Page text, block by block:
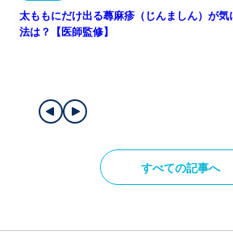
太ももにだけ出る蕁麻疹（じんましん）が
法は？【医師監修】
すべての記事へ